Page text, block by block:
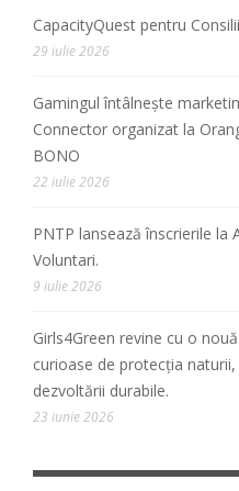
CapacityQuest pentru
29 iulie 2026
Gamingul întâlnește
Connector organizat la
BONO
22 iulie 2026
PNTP lansează înscrierile
Voluntari.
9 iulie 2026
Girls4Green revine cu o
curioase de protecția
dezvoltării durabile.
23 iunie 2026